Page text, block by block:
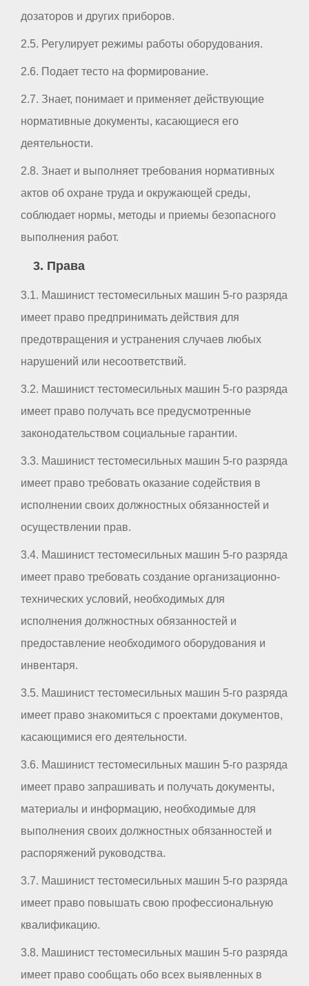
дозаторов и других приборов.
2.5. Регулирует режимы работы оборудования.
2.6. Подает тесто на формирование.
2.7. Знает, понимает и применяет действующие
нормативные документы, касающиеся его
деятельности.
2.8. Знает и выполняет требования нормативных
актов об охране труда и окружающей среды,
соблюдает нормы, методы и приемы безопасного
выполнения работ.
3. Права
3.1. Машинист тестомесильных машин 5-го разряда
имеет право предпринимать действия для
предотвращения и устранения случаев любых
нарушений или несоответствий.
3.2. Машинист тестомесильных машин 5-го разряда
имеет право получать все предусмотренные
законодательством социальные гарантии.
3.3. Машинист тестомесильных машин 5-го разряда
имеет право требовать оказание содействия в
исполнении своих должностных обязанностей и
осуществлении прав.
3.4. Машинист тестомесильных машин 5-го разряда
имеет право требовать создание организационно-
технических условий, необходимых для
исполнения должностных обязанностей и
предоставление необходимого оборудования и
инвентаря.
3.5. Машинист тестомесильных машин 5-го разряда
имеет право знакомиться с проектами документов,
касающимися его деятельности.
3.6. Машинист тестомесильных машин 5-го разряда
имеет право запрашивать и получать документы,
материалы и информацию, необходимые для
выполнения своих должностных обязанностей и
распоряжений руководства.
3.7. Машинист тестомесильных машин 5-го разряда
имеет право повышать свою профессиональную
квалификацию.
3.8. Машинист тестомесильных машин 5-го разряда
имеет право сообщать обо всех выявленных в